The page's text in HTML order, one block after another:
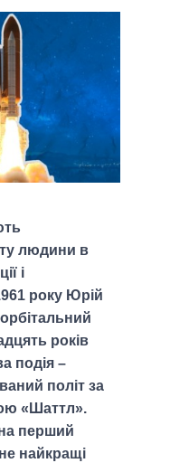
людини в
і
року Юрій
років
подія –
політ за
«Шаттл».
перший
найкращі